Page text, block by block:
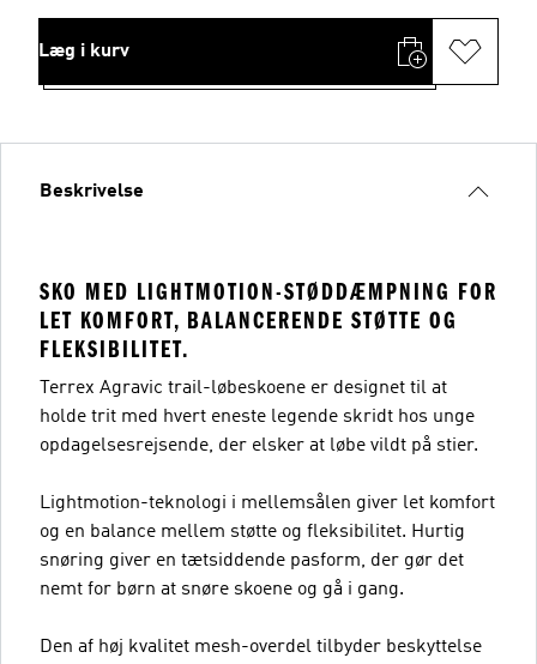
Læg i kurv
Beskrivelse
SKO MED LIGHTMOTION-STØDDÆMPNING FOR
LET KOMFORT, BALANCERENDE STØTTE OG
FLEKSIBILITET.
Terrex Agravic trail-løbeskoene er designet til at
holde trit med hvert eneste legende skridt hos unge
opdagelsesrejsende, der elsker at løbe vildt på stier.
Lightmotion-teknologi i mellemsålen giver let komfort
og en balance mellem støtte og fleksibilitet. Hurtig
snøring giver en tætsiddende pasform, der gør det
nemt for børn at snøre skoene og gå i gang.
Den af høj kvalitet mesh-overdel tilbyder beskyttelse